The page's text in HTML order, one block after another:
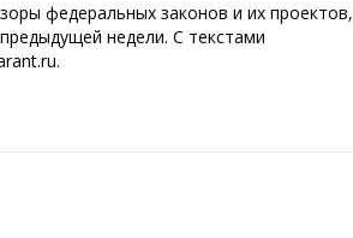
федеральных законов и их проектов,
недели. С текстами